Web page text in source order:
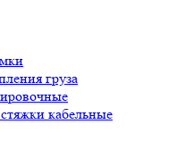
груза
кабельные